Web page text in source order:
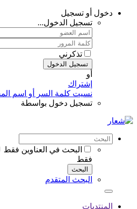
دخول أو تسجيل
تسجيل الدخول...
تذكرني
تسجيل الدخول
أو
إشتراك
نسيت كلمة السر أو اسم
تسجيل دخول بواسطة
البحث في العناوين فقط
فقط
البحث
البحث المتقدم
المنتديات